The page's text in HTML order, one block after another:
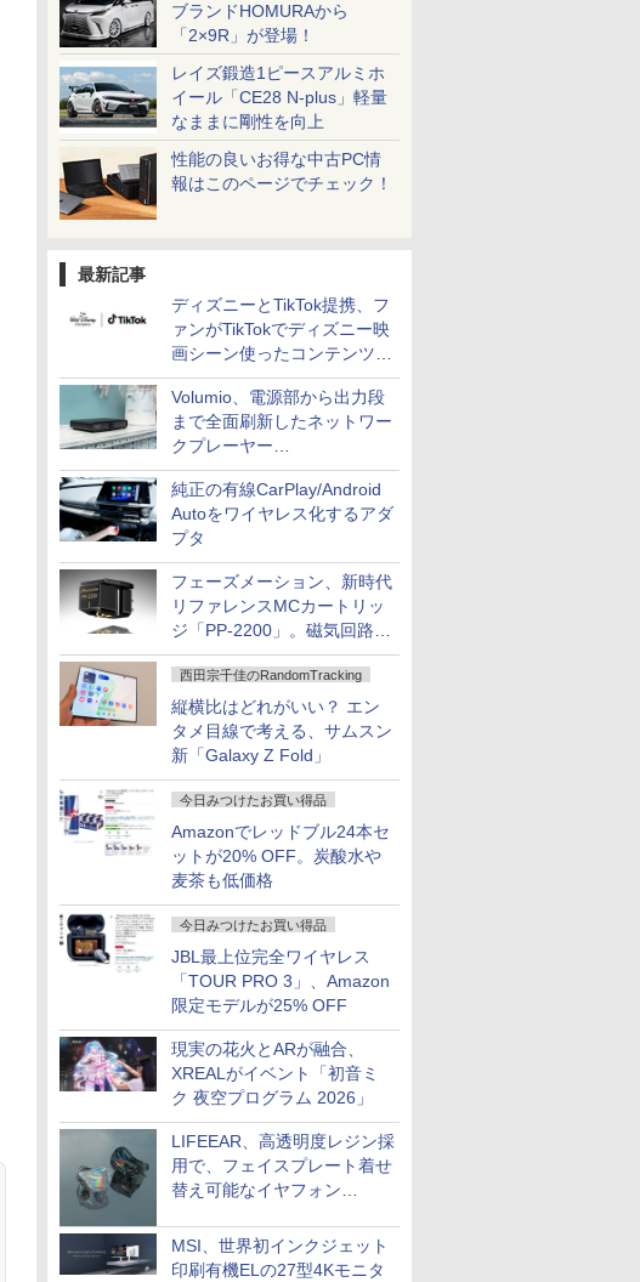
ブランドHOMURAから
「2×9R」が登場！
レイズ鍛造1ピースアルミホ
イール「CE28 N-plus」軽量
なままに剛性を向上
性能の良いお得な中古PC情
報はこのページでチェック！
最新記事
ディズニーとTikTok提携、フ
ァンがTikTokでディズニー映
画シーン使ったコンテンツ制
作、Disney+にも配信
Volumio、電源部から出力段
まで全面刷新したネットワー
クプレーヤー
「Primo（2026）」
純正の有線CarPlay/Android
Autoをワイヤレス化するアダ
プタ
フェーズメーション、新時代
リファレンスMCカートリッ
ジ「PP-2200」。磁気回路や
ハウジングを根本から見直し
西田宗千佳のRandomTracking
縦横比はどれがいい？ エン
タメ目線で考える、サムスン
新「Galaxy Z Fold」
今日みつけたお買い得品
Amazonでレッドブル24本セ
ットが20% OFF。炭酸水や
麦茶も低価格
今日みつけたお買い得品
JBL最上位完全ワイヤレス
「TOUR PRO 3」、Amazon
限定モデルが25% OFF
現実の花火とARが融合、
XREALがイベント「初音ミ
ク 夜空プログラム 2026」
LIFEEAR、高透明度レジン採
用で、フェイスプレート着せ
替え可能なイヤフォン
MSI、世界初インクジェット
印刷有機ELの27型4Kモニタ